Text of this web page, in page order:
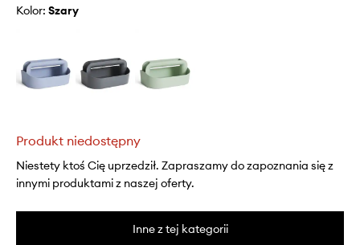
Kolor: szary
Produkt niedostępny
Niestety ktoś Cię uprzedził. Zapraszamy do zapoznania się z
innymi produktami z naszej oferty.
Inne z tej kategorii